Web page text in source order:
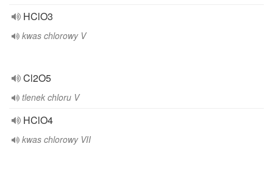
HClO3
kwas chlorowy V
Cl2O5
tlenek chloru V
HClO4
kwas chlorowy VII